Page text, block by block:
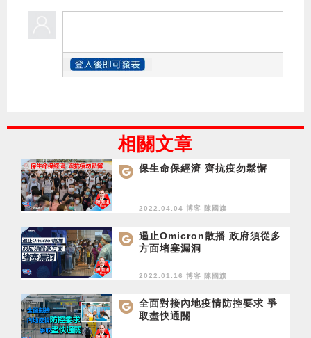
相關文章
保生命保經濟 齊抗疫勿鬆懈
2022.04.04 博客 陳國旗
遏止Omicron散播 政府須從多
方面堵塞漏洞
2022.01.16 博客 陳國旗
全面對接內地疫情防控要求 爭
取盡快通關